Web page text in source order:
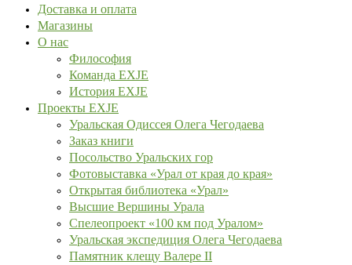
Доставка и оплата
Магазины
О нас
Философия
Команда EXJE
История EXJE
Проекты EXJE
Уральская Одиссея Олега Чегодаева
Заказ книги
Посольство Уральских гор
Фотовыставка «Урал от края до края»
Открытая библиотека «Урал»
Высшие Вершины Урала
Спелеопроект «100 км под Уралом»
Уральская экспедиция Олега Чегодаева
Памятник клещу Валере II